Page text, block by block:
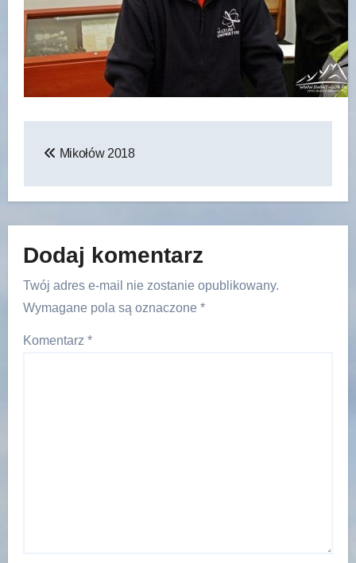
Mikołów 2018
Dodaj komentarz
Twój adres e-mail nie zostanie opublikowany.
Wymagane pola są oznaczone *
Komentarz *